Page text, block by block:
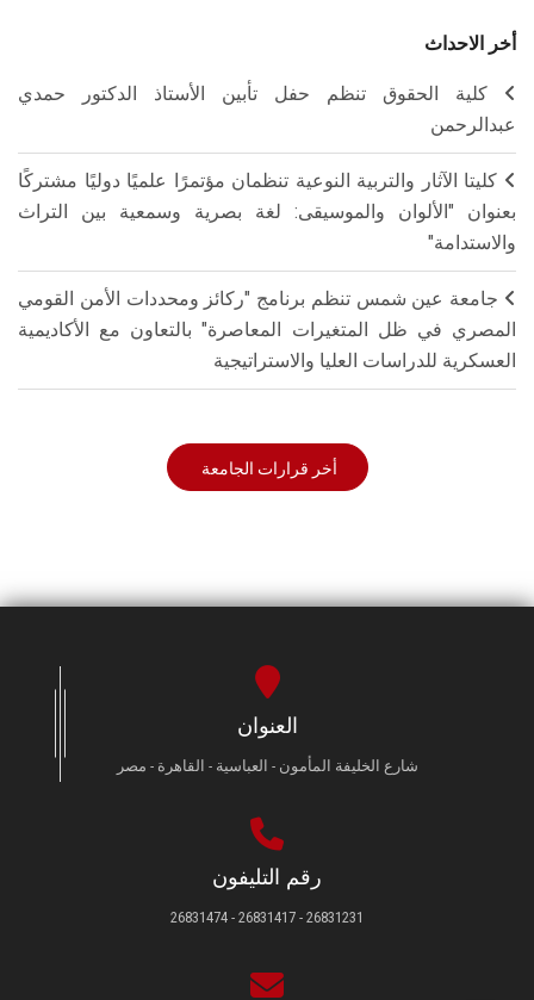
أخر الاحداث
كلية الحقوق تنظم حفل تأبين الأستاذ الدكتور حمدي
عبدالرحمن
كليتا الآثار والتربية النوعية تنظمان مؤتمرًا علميًا دوليًا مشتركًا
بعنوان "الألوان والموسيقى: لغة بصرية وسمعية بين التراث
والاستدامة"
جامعة عين شمس تنظم برنامج "ركائز ومحددات الأمن القومي
المصري في ظل المتغيرات المعاصرة" بالتعاون مع الأكاديمية
العسكرية للدراسات العليا والاستراتيجية
أخر قرارات الجامعة
العنوان
شارع الخليفة المأمون - العباسية - القاهرة - مصر
رقم التليفون
26831231 - 26831417 - 26831474